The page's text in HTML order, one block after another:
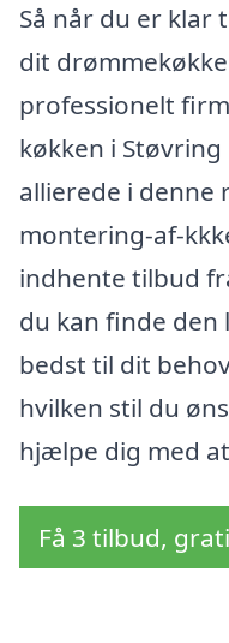
Så når du er klar
dit
professionelt
køkken i
allierede i denne
montering-af-
indhente tilbud
du kan finde den
bedst til dit
hvilken stil du
hjælpe dig med
Få 3 tilbud,